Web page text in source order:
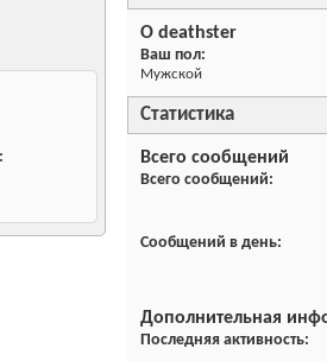
О deathster
Ваш пол:
Мужской
Статистика
Всего сообщений
Всего сообщений
Сообщений в день
Дополнительная
Последняя активность